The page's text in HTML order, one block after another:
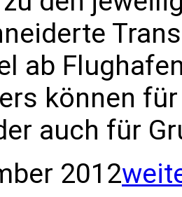
ab
können
auch für
2012